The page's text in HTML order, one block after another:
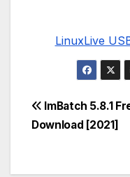
LinuxLive
Post
navigation
ImBatch 5.8.1
Download [2021]